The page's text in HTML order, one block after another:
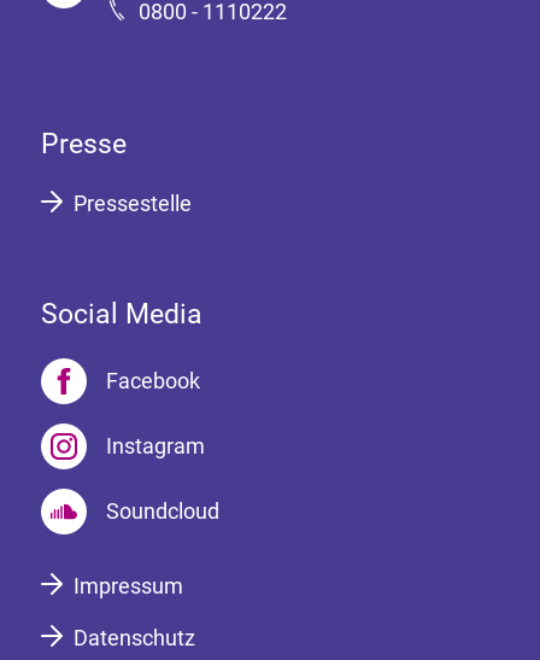
0800 - 1110222
Presse
Pressestelle
Social Media
Facebook
Instagram
Soundcloud
Impressum
Datenschutz